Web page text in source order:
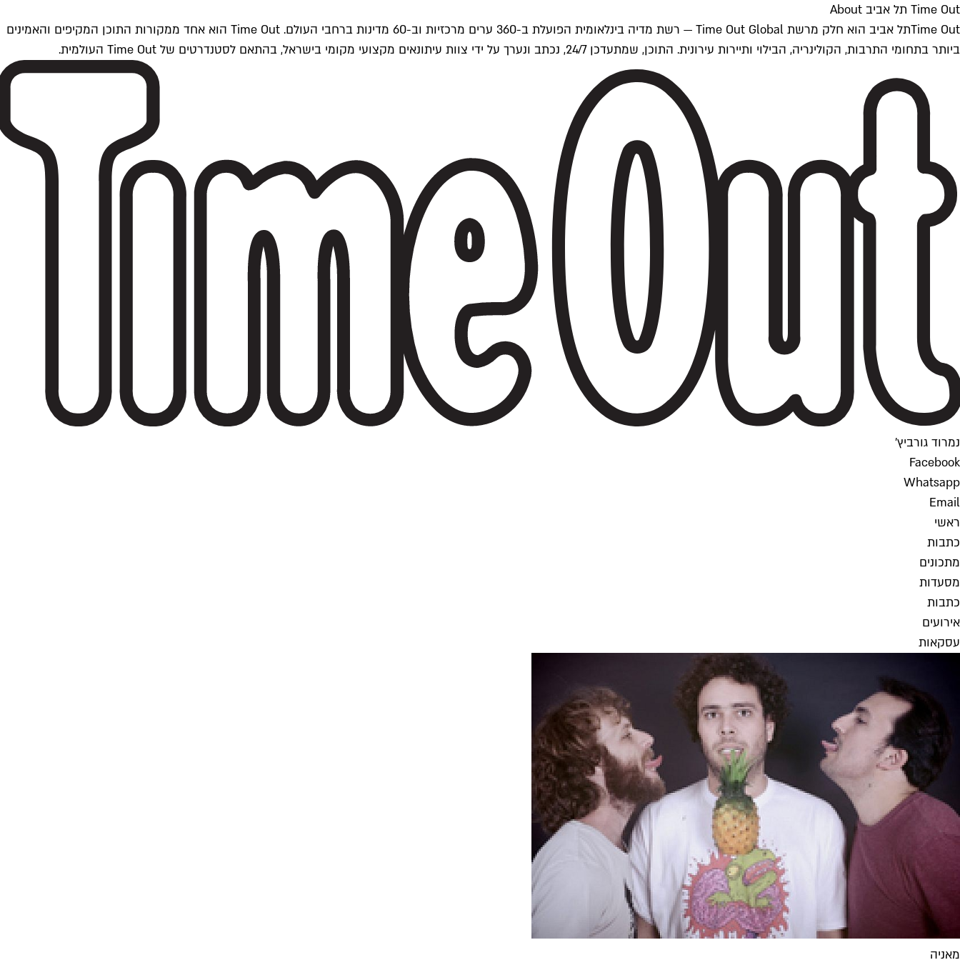
Time Out תל אביב About
Time Outתל אביב הוא חלק מרשת Time Out Global — רשת מדיה בינלאומית הפועלת ב-360 ערים מרכזיות וב-60 מדינות ברחבי העולם. Time Out הוא אחד ממקורות התוכן המקיפים והאמינים
ביותר בתחומי התרבות, הקולינריה, הבילוי ותיירות עירונית. התוכן, שמתעדכן 24/7, נכתב ונערך על ידי צוות עיתונאים מקצועי מקומי בישראל, בהתאם לסטנדרטים של Time Out העולמית.
נמרוד גורביץ'
Facebook
Whatsapp
Email
ראשי
כתבות
מתכונים
מסעדות
כתבות
אירועים
עסקאות
מאניה